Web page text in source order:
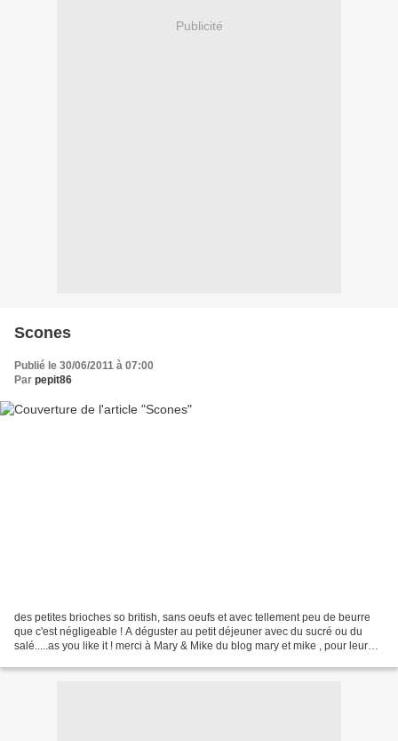
Publicité
Scones
Publié le 30/06/2011 à 07:00
Par pepit86
des petites brioches so british, sans oeufs et avec tellement peu de beurre
que c'est négligeable ! A déguster au petit déjeuner avec du sucré ou du
salé.....as you like it ! merci à Mary & Mike du blog mary et mike , pour leur